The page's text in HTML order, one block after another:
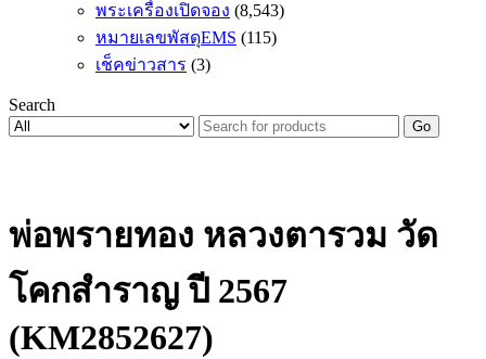
พระเครื่องเปิดจอง (8,543)
หมายเลขพัสดุEMS (115)
เช็คข่าวสาร (3)
Search
Go
พ่อพรายทอง หลวงตารวม วัด
โคกสำราญ ปี 2567
(KM2852627)